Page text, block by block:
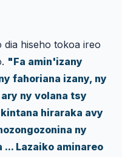
hiseho tokoa ireo
"Fa amin'izany
fahoriana izany, ny
ny volana tsy
hiraraka avy
ny
Lazaiko aminareo